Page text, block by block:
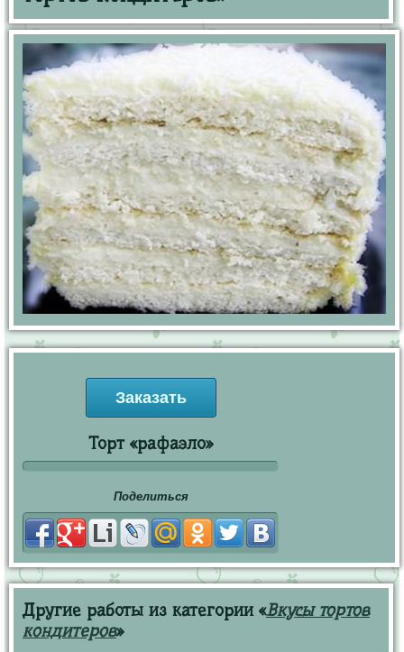
Заказать
Торт «рафаэло»
Поделиться
Другие работы из категории «Вкусы тортов
кондитеров»